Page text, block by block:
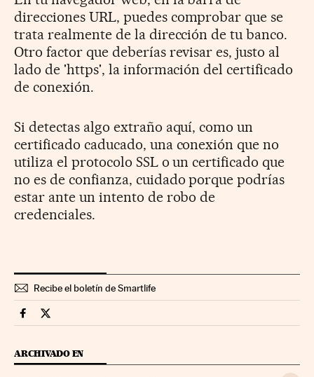
direcciones URL, puedes comprobar que se
trata realmente de la dirección de tu banco.
Otro factor que deberías revisar es, justo al
lado de 'https', la información del certificado
de conexión.
Si detectas algo extraño aquí, como un
certificado caducado, una conexión que no
utiliza el protocolo SSL o un certificado que
no es de confianza, cuidado porque podrías
estar ante un intento de robo de
credenciales.
Recibe el boletín de Smartlife
Smartlife Cinco Días en Facebook
Smartlife Cinco Días en Twitter
ARCHIVADO EN